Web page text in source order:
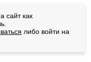
сайт как
либо войти на